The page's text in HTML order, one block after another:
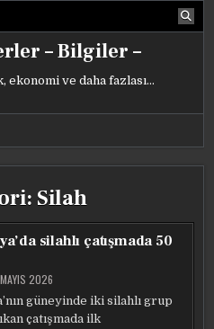
– Bilgiler –
ekonomi ve daha fazlası…
Silah
silahlı çatışmada 50
2026
güneyinde iki silahlı grup
çatışmada ilk